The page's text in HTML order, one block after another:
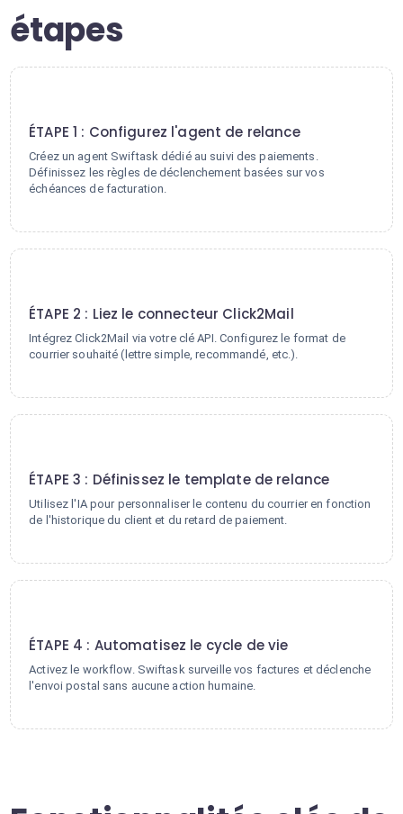
étapes
ÉTAPE 1 : Configurez l'agent de relance
Créez un agent Swiftask dédié au suivi des paiements.
Définissez les règles de déclenchement basées sur vos
échéances de facturation.
ÉTAPE 2 : Liez le connecteur Click2Mail
Intégrez Click2Mail via votre clé API. Configurez le format de
courrier souhaité (lettre simple, recommandé, etc.).
ÉTAPE 3 : Définissez le template de relance
Utilisez l'IA pour personnaliser le contenu du courrier en fonction
de l'historique du client et du retard de paiement.
ÉTAPE 4 : Automatisez le cycle de vie
Activez le workflow. Swiftask surveille vos factures et déclenche
l'envoi postal sans aucune action humaine.